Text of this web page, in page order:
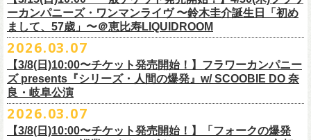
一般チケット発売日：2026年6月6日(土)
＊ライブハウス会場限定店頭先行：4/4(土) 12:00〜19:00
・石巻 BLUE RESISTANCE店頭
〒986-0824 宮城県石巻市立町１丁目１－２－１
*注意事項
東北地方在住者のみの先着販売となります
１人１枚のみ購入可能
住所記載の身分証確認持参の上、
します
出演：G-FREAK FACTORY、フラワーカンパニーズ
チケット料金：前売 ¥4,500(税込/ドリンク代別）
一般チケット発売日：4/25(土) 10:00
▼OFFICIAL HP先行
【受付期間】4/4(土) 10:00 ～ 4/12(日) 23:59
【当落・入金期間】4/15(水) 13:00 ～ 4/19(日) 21:00
【受付URL】https://eplus.jp/g-freakfactory/
○枚数制限：お一人様2枚まで
フラワーカンパニーズ presents「DRAGON DELUXE 2026」開催決定！
「DRAGON DELUXE」は、“名古屋のロックシーン活性化”、“
ら応援してくれている名古屋の皆さんへの恩返し”、“名古屋への郷土愛”の
3つをテーマに掲げ、2012年より地元・名古屋で開催しているフラワーカ
ンパニーズの主催イベント。
15回目となる今年は初のアコースティックセットスタイル”フォークの爆
4月26日(日) 開場9:30 開演10:30 ※竹安堅一の出演は4/26(日)
のみ
会場：国営みちのく杜の湖畔公園 北地区 エコキャンプみちのく
HP：https://arabaki.com/
[GTR祭’26 SPECIAL BAND]
＊The Birthday (クハラカズユキ, ヒライハルキ, フジイケンジ)
＊ Paledusk
・Kyeboad：高野勲
THE BOYS&GIRLS 15th ANNIVERSARY TOUR《GO AHEAD 2026》に
フラワーカンパニーズの出演が決定！
7月8月に開催するフラワーカンパニーズのアコースティック企画「フォ
が3/28(土)10:00よりスタート！
また、先日追加発表いたしました「フォークの爆発2026 ミニマル巡業 〜
うたとギターとコーラスと〜」6/28(日)＠札幌musica hall cafeのチケット
も同じく3/28(土)10:00よりスタート！
5月23日(土)、24日(日)＠東京・錦糸公園で行われる「ニクオン2026」に
フラワーカンパニーズの出演が決定！
フラカンの出演はいずれか1日となります。
◎「ニクオン2026」
ーカンパニーズ・ワンマンライヴ 〜鈴木圭介誕生日「初め
まして、57歳」〜＠恵比寿LIQUIDROOM
2026.03.07
【3/8(日)10:00〜チケット発売開始！】フラワーカンパニー
ズ presents『シリーズ・人間の爆発』w/ SCOOBIE DO 奈
良・岐阜公演
2026.03.07
【3/8(日)10:00〜チケット発売開始！】「フォークの爆発